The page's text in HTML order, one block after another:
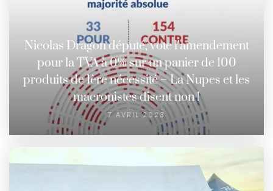
Nicolas Dragon député, vote l’amendement
pour la TVA à 0% sur un panier de 100
produits de 1ère nécessité – La Nupes et les
macronistes disent non !
7 AVRIL 2023